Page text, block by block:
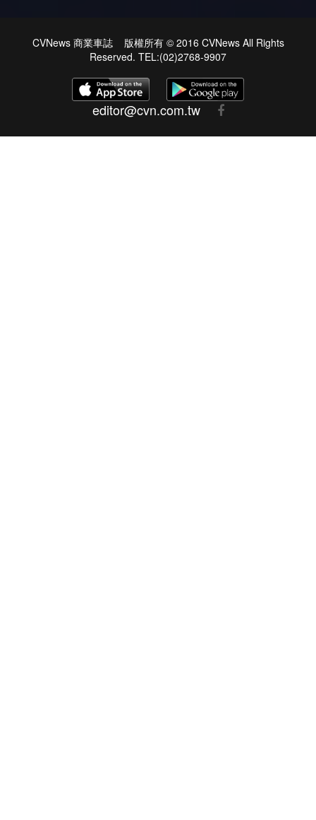
CVNews 商業車誌 版權所有 © 2016 CVNews All Rights
Reserved. TEL:(02)2768-9907
editor@cvn.com.tw